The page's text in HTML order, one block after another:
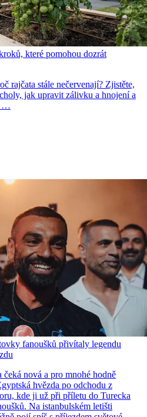
které pomohou dozrát
rajčata stále nečervenají? Zjistěte,
jak upravit zálivku a hnojení a
…
fanoušků přivítaly legendu
nová a pro mnohé hodně
hvězda po odchodu z
kde ji už při příletu do Turecka
Na istanbulském letišti